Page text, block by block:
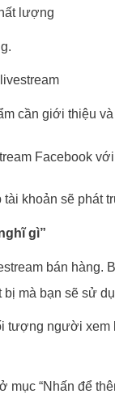
lượng
cần giới thiệu
Facebook
khoản sẽ phát
gì”
bán hàng.
mà bạn sẽ sử
tượng người xem
“Nhấn để